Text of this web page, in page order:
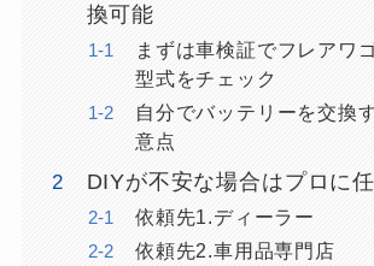
換可能
まずは車検証でフレアワ
型式をチェック
自分でバッテリーを交換
意点
DIYが不安な場合はプロに任
依頼先1.ディーラー
依頼先2.車用品専門店